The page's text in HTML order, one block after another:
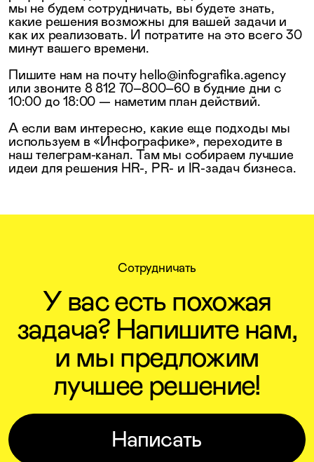
мы не будем сотрудничать, вы будете знать,
какие решения возможны для вашей задачи и
как их реализовать. И потратите на это всего 30
минут вашего времени.
Пишите нам на почту hello@infografika.agency
или звоните 8 812 70–800–60 в будние дни с
10:00 до 18:00 — наметим план действий.
А если вам интересно, какие еще подходы мы
используем в «Инфографике», переходите в
наш телеграм-канал. Там мы собираем лучшие
идеи для решения HR-, PR- и IR-задач бизнеса.
Сотрудничать
У вас есть похожая
задача? Напишите нам,
и мы предложим
лучшее решение!
Написать